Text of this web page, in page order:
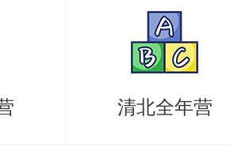
书（考生本人手写签
审查或资格审查未通过
取，所交材料（含成绩
清北全年营